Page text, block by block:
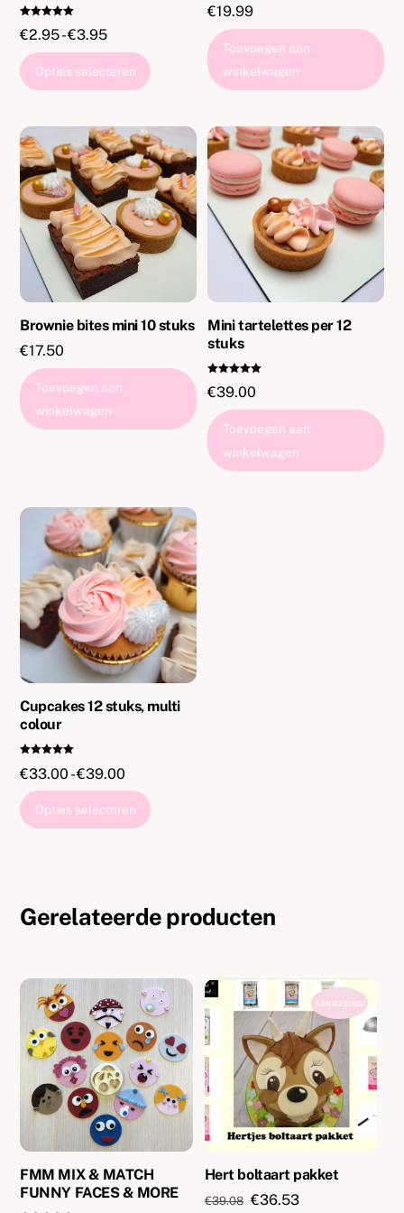
d
uit 5
€2.95- €3.95Prijsklasse:
€2.95
tot
Opties selecteren
meerdere
variaties.
Deze
optie
kan
gekozen
de
productpagina
€19.99
Toevoegen aan
winkelwagen
Brownie bites mini 10 stuks
€17.50
Toevoegen aan
winkelwagen
Mini tartelettes per 12
stuks
d
uit 5
€39.00
Toevoegen aan
winkelwagen
Cupcakes 12 stuks, multi
colour
d
uit 5
€33.00 - €39.00
€33.00
tot
Opties selecteren
Deze
gekozen
worden
op
de
productpagina
Gerelateerde producten
FMM MIX & MATCH
FUNNY FACES & MORE
AANBIEDING!
Hert boltaart pakket
€39.08 Oorspronkelijke
€36.53Huidige